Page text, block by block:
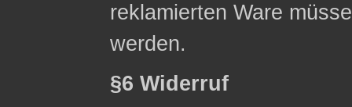
reklamierten Ware
werden.
§6 Widerruf